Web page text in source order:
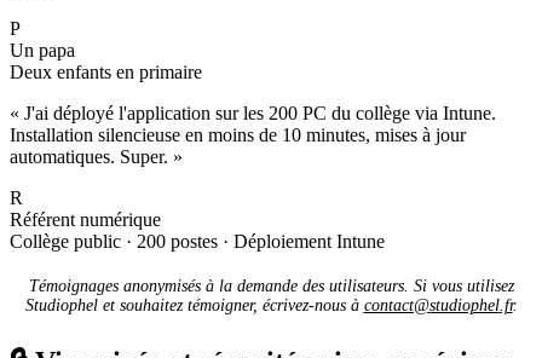
P
Un papa
Deux enfants en primaire
« J'ai déployé l'application sur les 200 PC du collège via Intune.
Installation silencieuse en moins de 10 minutes, mises à jour
automatiques. Super. »
R
Référent numérique
Collège public · 200 postes · Déploiement Intune
Témoignages anonymisés à la demande des utilisateurs. Si vous utilisez
Studiophel et souhaitez témoigner, écrivez-nous à contact@studiophel.fr.